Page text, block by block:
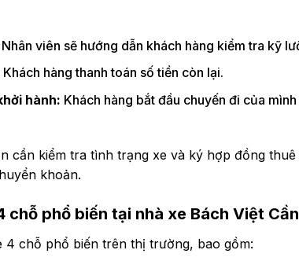
Nhân viên sẽ hướng dẫn khách hàng kiểm tra kỹ
Khách hàng thanh toán số tiền còn lại.
hành: Khách hàng bắt đầu chuyến đi của
cần kiểm tra tình trạng xe và ký hợp đồng
khoản.
chỗ phổ biến tại nhà xe Bách Việt
4 chỗ phổ biến trên thị trường, bao gồm: